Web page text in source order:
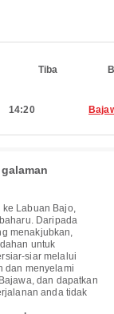
Tiba
14:20
Labuan Bajo,
Daripada
menakjubkan,
untuk
siar melalui
dan menyelami
dan dapatkan
anda tidak